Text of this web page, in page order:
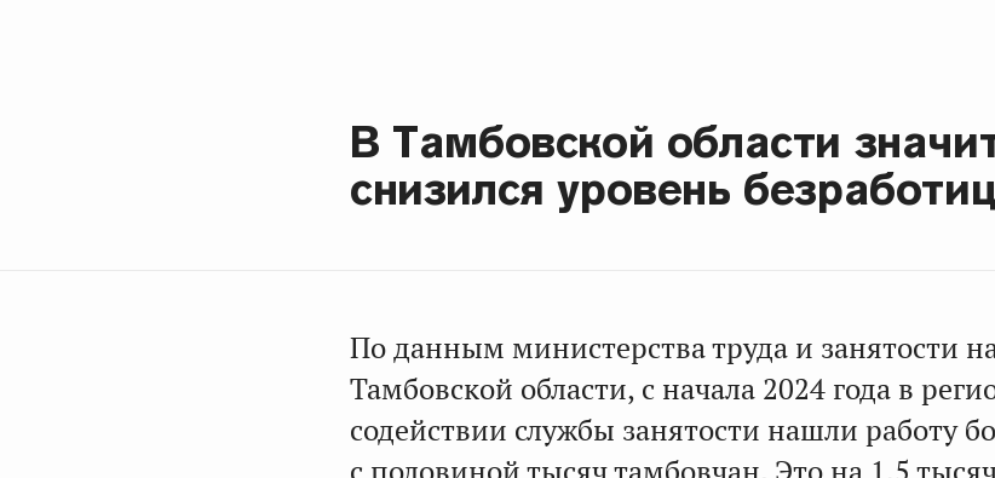
В Тамбовской области
снизился уровень
По данным министерства труда и занятости
Тамбовской области, с начала 2024 года в
содействии службы занятости нашли работу